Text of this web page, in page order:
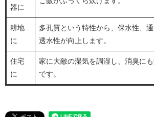
器に
耕地
に
多孔質という特性から、保水性、通
透水性が向上します。
住宅
に
家に大敵の湿気を調湿し、消臭に
です。